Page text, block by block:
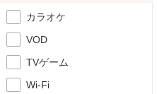
カラオケ
VOD
TVゲーム
Wi-Fi